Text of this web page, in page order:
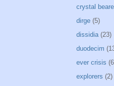
crystal
dirge (5)
dissidia (23)
duodecim
ever crisis
explorers (2)